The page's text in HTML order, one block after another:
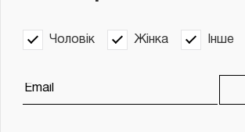
Чоловік Жінка Інше